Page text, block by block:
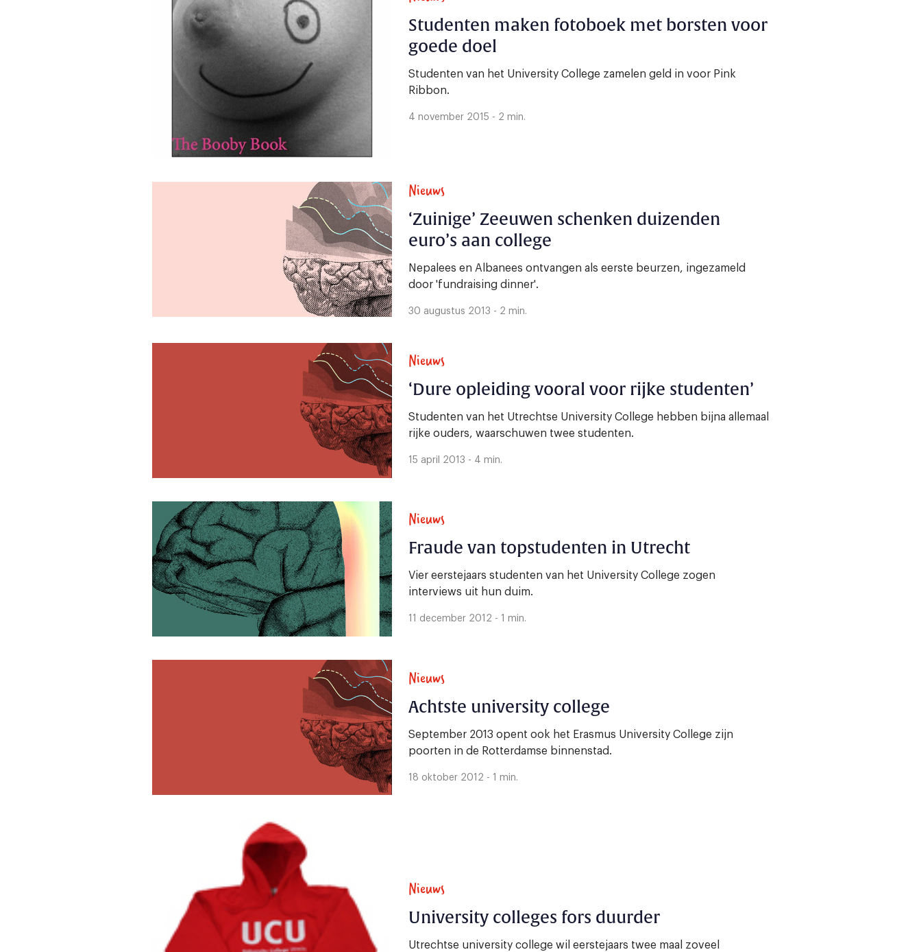
Studenten maken fotoboek met borsten voor
goede doel
Studenten van het University College zamelen geld in voor Pink
Ribbon.
4 november 2015 - 2 min.
Nieuws
‘Zuinige’ Zeeuwen schenken duizenden
euro’s aan college
Nepalees en Albanees ontvangen als eerste beurzen, ingezameld
door 'fundraising dinner'.
30 augustus 2013 - 2 min.
Nieuws
‘Dure opleiding vooral voor rijke studenten’
Studenten van het Utrechtse University College hebben bijna allemaal
rijke ouders, waarschuwen twee studenten.
15 april 2013 - 4 min.
Nieuws
Fraude van topstudenten in Utrecht
Vier eerstejaars studenten van het University College zogen
interviews uit hun duim.
11 december 2012 - 1 min.
Nieuws
Achtste university college
September 2013 opent ook het Erasmus University College zijn
poorten in de Rotterdamse binnenstad.
18 oktober 2012 - 1 min.
Nieuws
University colleges fors duurder
Utrechtse university college wil eerstejaars twee maal zoveel